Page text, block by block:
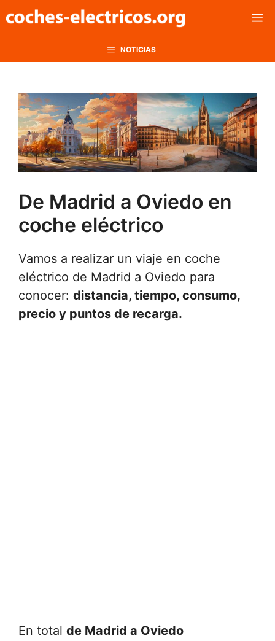
al
NOTICIAS
De Madrid a Oviedo en
coche eléctrico
Vamos a realizar un viaje en coche
eléctrico de Madrid a Oviedo para
conocer: distancia, tiempo, consumo,
precio y puntos de recarga.
En total de Madrid a Oviedo